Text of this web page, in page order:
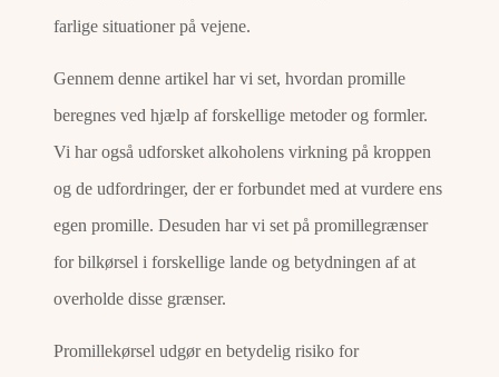
farlige situationer på vejene.
Gennem denne artikel har vi set, hvordan promille
beregnes ved hjælp af forskellige metoder og formler.
Vi har også udforsket alkoholens virkning på kroppen
og de udfordringer, der er forbundet med at vurdere ens
egen promille. Desuden har vi set på promillegrænser
for bilkørsel i forskellige lande og betydningen af at
overholde disse grænser.
Promillekørsel udgør en betydelig risiko for